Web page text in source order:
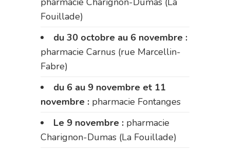
Fouillade)
du 30 octobre au 6 novembre :
pharmacie Carnus (rue Marcellin-
Fabre)
du 6 au 9 novembre et 11
novembre : pharmacie Fontanges
Le 9 novembre : pharmacie
Charignon-Dumas (La Fouillade)